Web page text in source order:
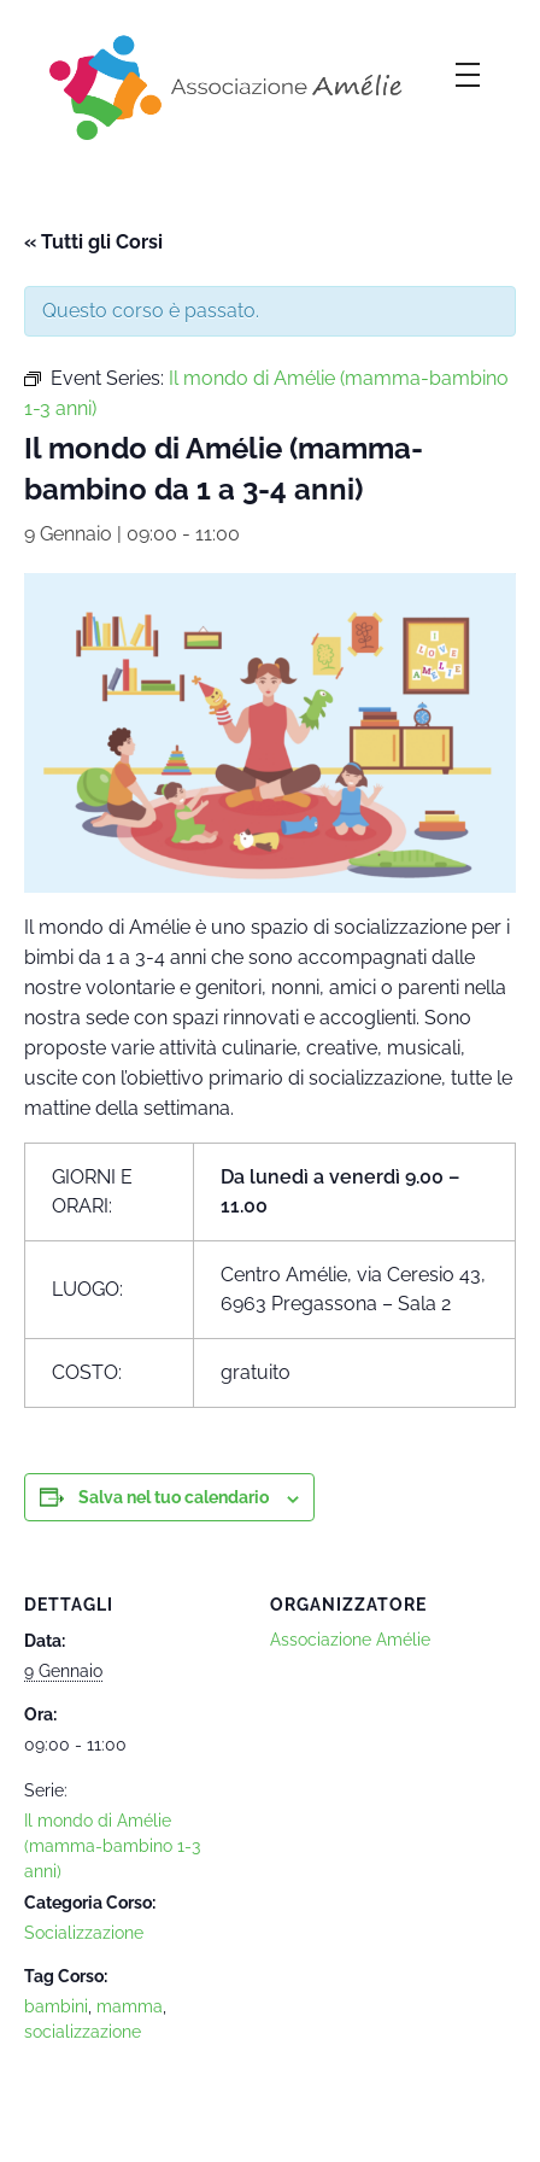
« Tutti gli Corsi
Questo corso è passato.
Event Series: Il mondo di Amélie (mamma-bambino
1-3 anni)
Il mondo di Amélie (mamma-
bambino da 1 a 3-4 anni)
9 Gennaio | 09:00 - 11:00
Il mondo di Amélie è uno spazio di socializzazione per i
bimbi da 1 a 3-4 anni che sono accompagnati dalle
nostre volontarie e genitori, nonni, amici o parenti nella
nostra sede con spazi rinnovati e accoglienti. Sono
proposte varie attività culinarie, creative, musicali,
uscite con l’obiettivo primario di socializzazione, tutte le
mattine della settimana.
GIORNI E
ORARI:
Da lunedì a venerdì 9.00 –
11.00
LUOGO:
Centro Amélie, via Ceresio 43,
6963 Pregassona – Sala 2
COSTO: gratuito
Salva nel tuo calendario
DETTAGLI
Data:
9 Gennaio
Ora:
09:00 - 11:00
Serie:
Il mondo di Amélie
(mamma-bambino 1-3
anni)
Categoria Corso:
Socializzazione
Tag Corso:
bambini mamma
socializzazione
ORGANIZZATORE
Associazione Amélie